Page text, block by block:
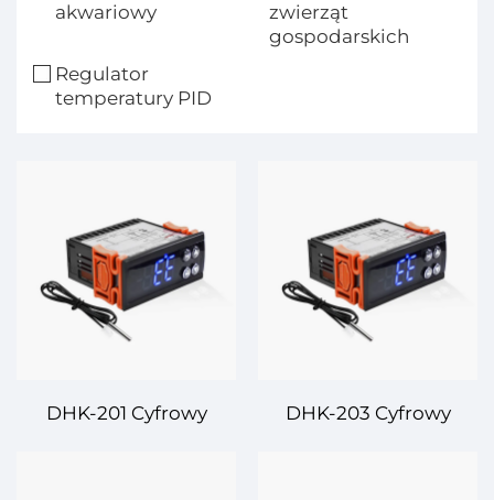
akwariowy
zwierząt
gospodarskich
Regulator
temperatury PID
DHK-201 Cyfrowy
DHK-203 Cyfrowy